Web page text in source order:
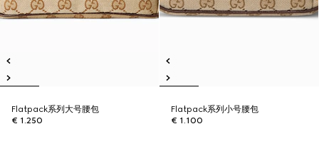
Flatpack系列大号腰包
€ 1.250
Flatpack系列小号腰包
€ 1.100